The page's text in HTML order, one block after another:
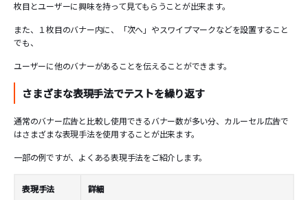
枚目とユーザーに興味を持って見てもらうことが出来ます。
また、１枚目のバナー内に、「次へ」やスワイプマークなどを設置すること
でも、
ユーザーに他のバナーがあることを伝えることができます。
さまざまな表現手法でテストを繰り返す
通常のバナー広告と比較し使用できるバナー数が多い分、カルーセル広告で
はさまざまな表現手法を使用することが出来ます。
一部の例ですが、よくある表現手法をご紹介します。
表現手法 詳細